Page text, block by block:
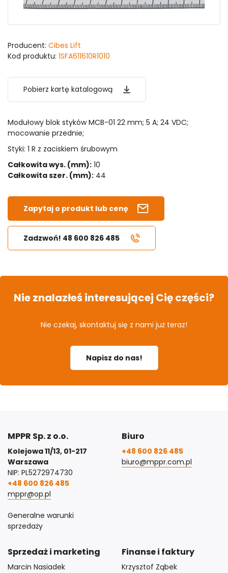
Producent: Cibes Lift
Kod produktu: 1SFA611610R1010
Pobierz kartę katalogową
Modułowy blok styków MCB-01 22 mm; 5 A; 24 VDC;
mocowanie przednie;
Styki: 1 R z zaciskiem śrubowym
Całkowita wys. (mm): 10
Całkowita szer. (mm): 44
Zapytaj o produkt lub cenę
Zadzwoń! 48 600 826 485
Nie znalazłeś interesującej Cię części?
Nie czekaj, skontaktuj się z nami już teraz!
Napisz do nas!
MPPR Sp. z o.o.
Kolejowa 11/13, 01-217
Warszawa
NIP: PL5272974730
+48 600 826 485
mppr@op.pl
Generalne warunki
sprzedaży
Biuro
+48 600 826 485
biuro@mppr.com.pl
Sprzedaż i marketing
Marcin Nasiadek
Finanse i faktury
Krzysztof Ząbek